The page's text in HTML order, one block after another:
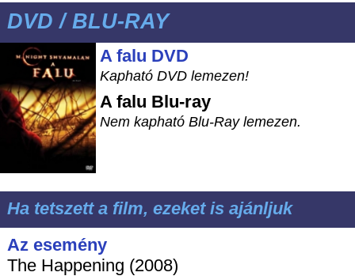
DVD / BLU-RAY
A falu DVD
Kapható DVD lemezen!
A falu Blu-ray
Nem kapható Blu-Ray lemezen.
Ha tetszett a film, ezeket is ajánljuk
Az esemény
The Happening (2008)